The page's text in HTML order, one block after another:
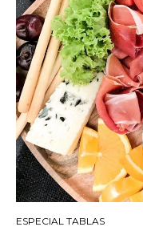
ESPECIAL TABLAS